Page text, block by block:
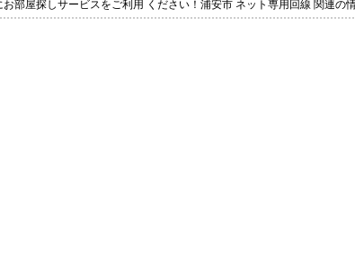
お部屋探しサービスをご利用 ください！浦安市 ネット専用回線 関連の